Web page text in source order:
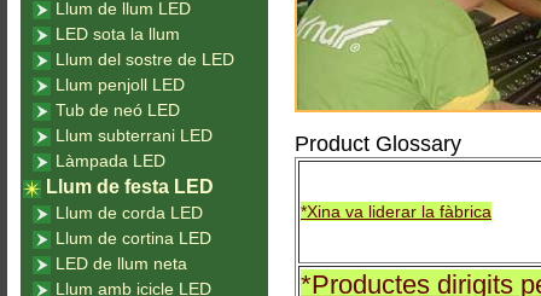
Product Glossary
*Xina va liderar la fàbrica
*Productes dirigits
Llum de llum LED
LED sota la llum
Llum del sostre de LED
Llum penjoll LED
Tub de neó LED
Llum subterrani LED
Làmpada LED
Llum de festa LED
Llum de corda LED
Llum de cortina LED
LED de llum neta
Llum amb icicle LED